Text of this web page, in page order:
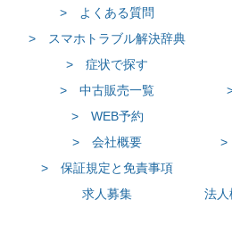
> よくある質問
> スマホトラブル解決辞典
> 症状で探す
> 中古販売一覧
> WEB予約
> 会社概要
>
> 保証規定と免責事項
求人募集
法人